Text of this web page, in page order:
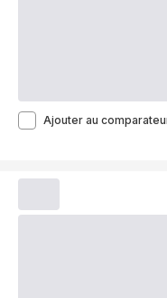
Ajouter au